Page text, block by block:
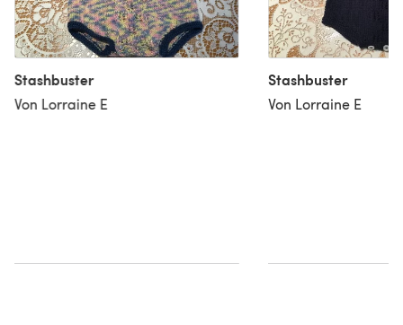
Stashbuster
Von Lorraine E
Stashbuster
Von Lorraine E